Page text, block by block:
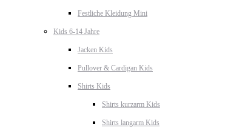
Festliche Kleidung Mini
Kids 6-14 Jahre
Jacken Kids
Pullover & Cardigan Kids
Shirts Kids
Shirts kurzarm Kids
Shirts langarm Kids